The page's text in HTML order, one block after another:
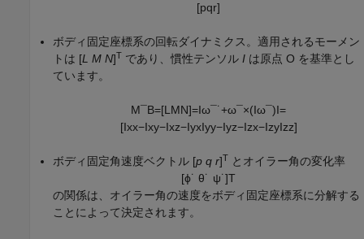
[pqr]
ボディ固定座標系の回転ダイナミクス。適用されるモーメン
トは [L M N]T であり、慣性テンソル I は原点 O を基準とし
ています。
M¯B=[L MN]=Iω¯˙+ω¯×(Iω¯)I=
[Ixx−Ixy−Ixz−IyxIyy−Iyz−Izx−IzyIzz]
ボディ固定角速度ベクトル [p q r]T とオイラー角の変化率
[ϕ˙ θ˙ ψ˙]T
の関係は、オイラー角の速度をボディ固定座標系に分解する
ことによって決定されます。